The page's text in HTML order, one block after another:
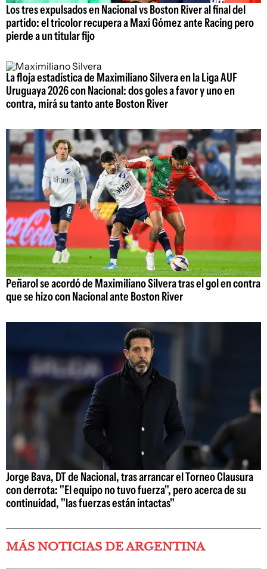
Los tres expulsados en Nacional vs Boston River al final del
partido: el tricolor recupera a Maxi Gómez ante Racing pero
pierde a un titular fijo
La floja estadística de Maximiliano Silvera en la Liga AUF
Uruguaya 2026 con Nacional: dos goles a favor y uno en
contra, mirá su tanto ante Boston River
Peñarol se acordó de Maximiliano Silvera tras el gol en contra
que se hizo con Nacional ante Boston River
Jorge Bava, DT de Nacional, tras arrancar el Torneo Clausura
con derrota: "El equipo no tuvo fuerza", pero acerca de su
continuidad, "las fuerzas están intactas"
MÁS NOTICIAS DE ARGENTINA